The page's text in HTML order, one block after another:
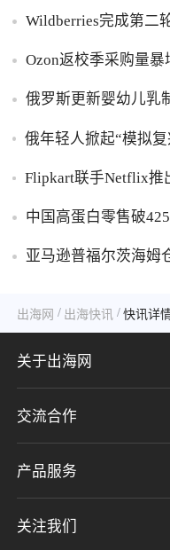
Wildberries完成第二
Ozon返校季采购量暴
俄罗斯更新婴幼儿乳
俄年轻人掀起“模拟
Flipkart联手Netflix推
中国高蛋白零售破
亚马逊普福尔茨海姆
出海网 / 出海快讯 / 快讯详
关于出海网
关于我们
加入我们
交流合作
联系我们
意见反馈
产品服务
CHWE全球跨境电商展
关注我们